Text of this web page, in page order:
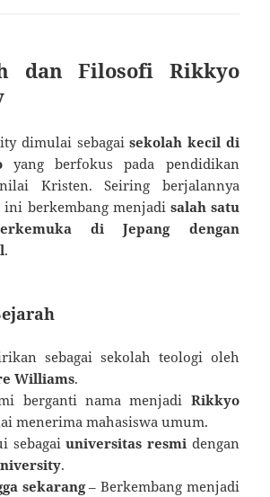
dan Filosofi Rikkyo
dimulai sebagaisekolah kecil di
yang berfokus pada pendidikan
Kristen. Seiring berjalannya
berkembang menjadi salah satu
di Jepang dengan
.
sebagai sekolah teologi oleh
Williams.
berganti nama menjadi Rikkyo
menerima mahasiswa umum.
sebagaiuniversitas resmi dengan
.
sekarang– Berkembang menjadi